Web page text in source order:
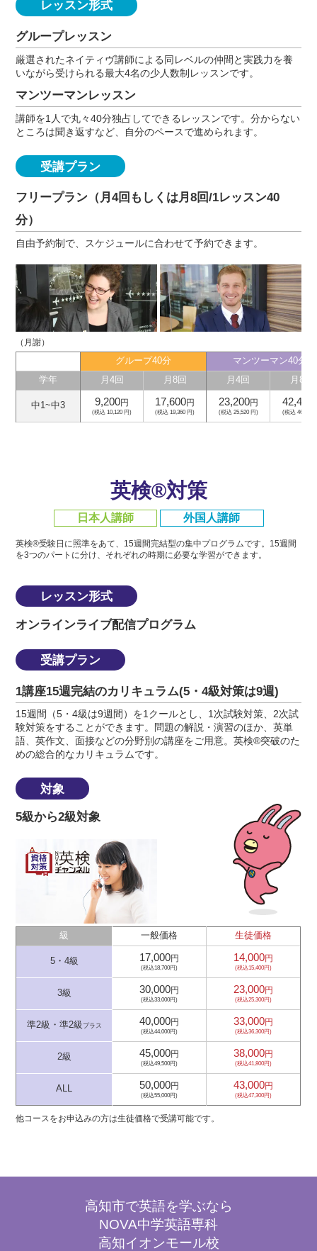
レッスン形式
グループレッスン
厳選されたネイティヴ講師による同レベルの仲間と実践力を養
いながら受けられる最大4名の少人数制レッスンです。
マンツーマンレッスン
講師を1人で丸々40分独占してできるレッスンです。分からない
ところは聞き返すなど、自分のペースで進められます。
受講プラン
フリープラン（月4回もしくは月8回/1レッスン40
分）
自由予約制で、スケジュールに合わせて予約できます。
（月謝）
グループ40分
マンツーマン40分
学年
月4回 月8回 月4回 月8回
中1~中3 9,200円
(税込 10,120 円)
17,600円
(税込 19,360 円)
23,200円
(税込 25,520 円)
42,400
(税込 46,640
英検®対策
日本人講師 外国人講師
英検®受験日に照準をあて、15週間完結型の集中プログラムです。 15週間
を3つのパートに分け、それぞれの時期に必要な学習ができます。
レッスン形式
オンラインライブ配信プログラム
受講プラン
1講座15週完結のカリキュラム(5・4級対策は9週)
15週間（5・4級は9週間）を1クールとし、1次試験対策、2次試
験対策をすることができます。問題の解説・演習のほか、英単
語、英作文、面接などの分野別の講座をご用意。英検®突破のた
めの総合的なカリキュラムです。
対象
5級から2級対象
級 一般価格 生徒価格
5・4級 17,000円
(税込18,700円)
14,000円
(税込15,400円)
3級 30,000円
(税込33,000円)
23,000円
(税込25,300円)
準2級・準2級 プラス 40,000円
(税込44,000円)
33,000円
(税込36,300円)
2級 45,000円
(税込49,500円)
38,000円
(税込41,800円)
ALL 50,000円
(税込55,000円)
43,000円
(税込47,300円)
他コースをお申込みの方は生徒価格で受講可能です。
高知市で英語を学ぶなら
NOVA中学英語専科
高知イオンモール校